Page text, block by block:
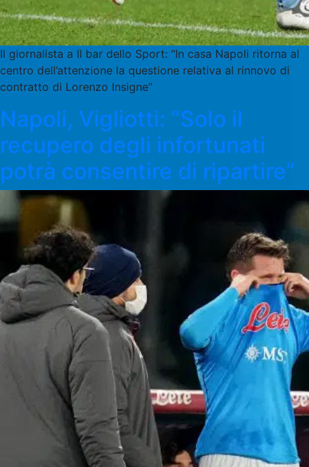
Il giornalista a Il bar dello Sport: “In casa Napoli ritorna al
centro dell’attenzione la questione relativa al rinnovo di
contratto di Lorenzo Insigne”
Napoli, Vigliotti: “Solo il
recupero degli infortunati
potrà consentire di ripartire”